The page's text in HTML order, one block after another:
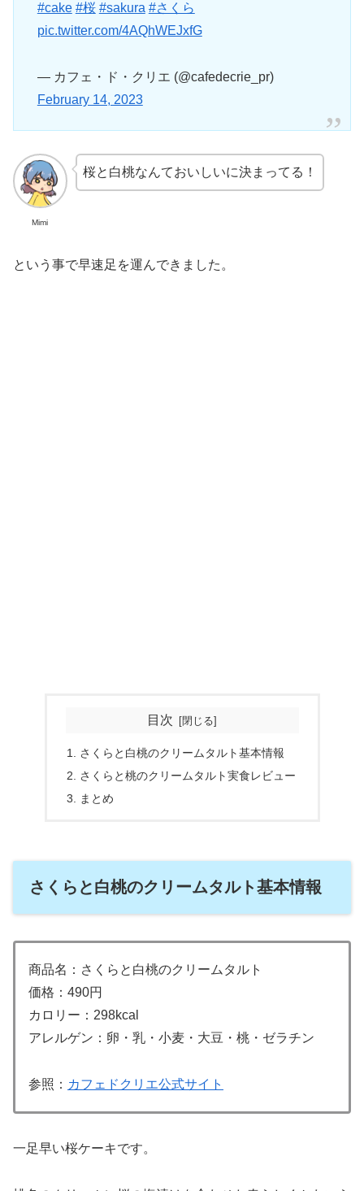
#cake #桜 #sakura #さくら
pic.twitter.com/4AQhWEJxfG
— カフェ・ド・クリエ (@cafedecrie_pr)
February 14, 2023
Mimi
桜と白桃なんておいしいに決まってる！
という事で早速足を運んできました。
目次
さくらと白桃のクリームタルト基本情報
さくらと桃のクリームタルト実食レビュー
まとめ
さくらと白桃のクリームタルト基本情報
商品名：さくらと白桃のクリームタルト
価格：490円
カロリー：298kcal
アレルゲン：卵・乳・小麦・大豆・桃・ゼラチン
参照： カフェドクリエ公式サイト
一足早い桜ケーキです。